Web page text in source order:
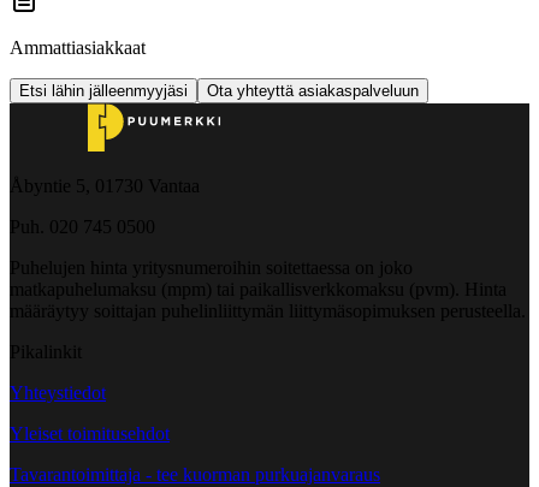
Ammattiasiakkaat
Etsi lähin jälleenmyyjäsi Ota yhteyttä asiakaspalveluun
Åbyntie 5, 01730 Vantaa
Puh. 020 745 0500
Puhelujen hinta yritysnumeroihin soitettaessa on joko
matkapuhelumaksu (mpm) tai paikallisverkkomaksu (pvm). Hinta
määräytyy soittajan puhelinliittymän liittymäsopimuksen perusteella.
Pikalinkit
Yhteystiedot
Yleiset toimitusehdot
Tavarantoimittaja - tee kuorman purkuajanvaraus